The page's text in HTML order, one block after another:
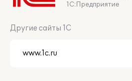
1С:Предприятие
Другие сайты 1С